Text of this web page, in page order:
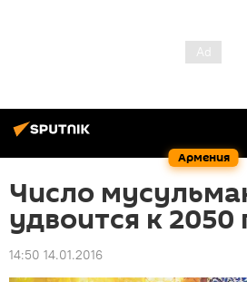
Армения
Число
удвоится к 2050
14:50 14.01.2016